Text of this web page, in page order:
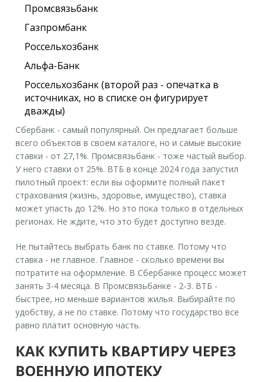
Промсвязьбанк
Газпромбанк
Россельхозбанк
Альфа-Банк
Россельхозбанк (второй раз - опечатка в
источниках, но в списке он фигурирует
дважды)
Сбербанк - самый популярный. Он предлагает больше
всего объектов в своем каталоге, но и самые высокие
ставки - от 27,1%. Промсвязьбанк - тоже частый выбор.
У него ставки от 25%. ВТБ в конце 2024 года запустил
пилотный проект: если вы оформите полный пакет
страхования (жизнь, здоровье, имущество), ставка
может упасть до 12%. Но это пока только в отдельных
регионах. Не ждите, что это будет доступно везде.
Не пытайтесь выбрать банк по ставке. Потому что
ставка - не главное. Главное - сколько времени вы
потратите на оформление. В Сбербанке процесс может
занять 3-4 месяца. В Промсвязьбанке - 2-3. ВТБ -
быстрее, но меньше вариантов жилья. Выбирайте по
удобству, а не по ставке. Потому что государство все
равно платит основную часть.
КАК КУПИТЬ КВАРТИРУ ЧЕРЕЗ
ВОЕННУЮ ИПОТЕКУ